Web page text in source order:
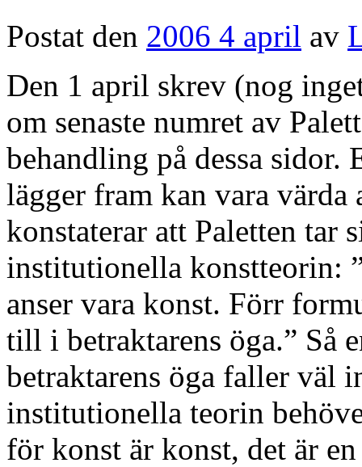
Postat den 2006 4 april av
Den 1 april skrev (nog
om senaste numret av
behandling på dessa sidor.
lägger fram kan vara värda
konstaterar att Paletten tar
institutionella konstteorin:
anser vara konst. Förr
till i betraktarens öga.” Så
betraktarens öga faller väl
institutionella teorin
för konst är konst, det är